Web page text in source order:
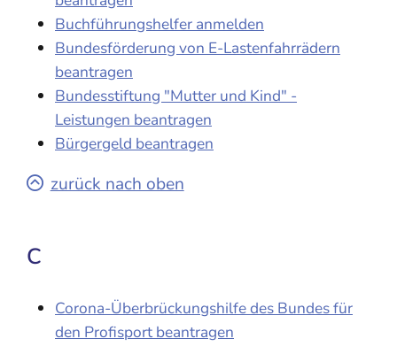
Buchführungshelfer anmelden
Bundesförderung von E-Lastenfahrrädern
beantragen
Bundesstiftung "Mutter und Kind" -
Leistungen beantragen
Bürgergeld beantragen
zurück nach oben
C
Corona-Überbrückungshilfe des Bundes für
den Profisport beantragen